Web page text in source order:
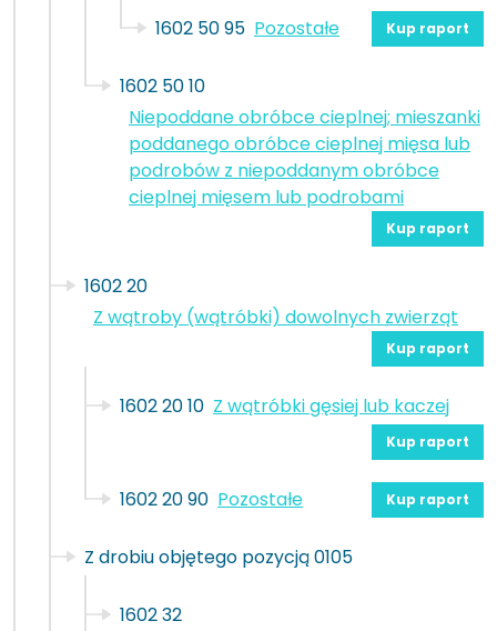
1602 50 95 Pozostałe Kup raport
1602 50 10
Niepoddane obróbce cieplnej; mieszanki
poddanego obróbce cieplnej mięsa lub
podrobów z niepoddanym obróbce
cieplnej mięsem lub podrobami
Kup raport
1602 20
Z wątroby (wątróbki) dowolnych zwierząt
Kup raport
1602 20 10 Z wątróbki gęsiej lub kaczej
Kup raport
1602 20 90 Pozostałe Kup raport
Z drobiu objętego pozycją 0105
1602 32